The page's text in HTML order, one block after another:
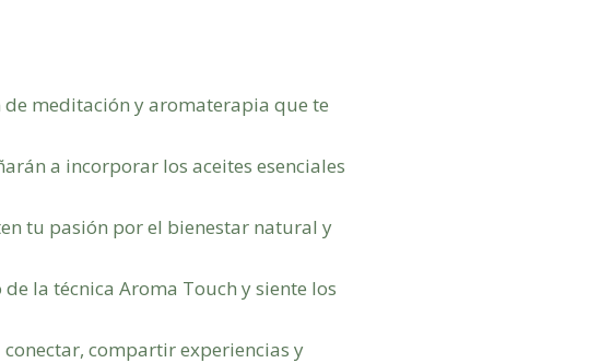
de meditación y aromaterapia que te
a incorporar los aceites esenciales
tu pasión por el bienestar natural y
la técnica Aroma Touch y siente los
compartir experiencias y